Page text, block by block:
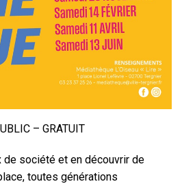
– GRATUIT
de société et en découvrir de
toutes générations